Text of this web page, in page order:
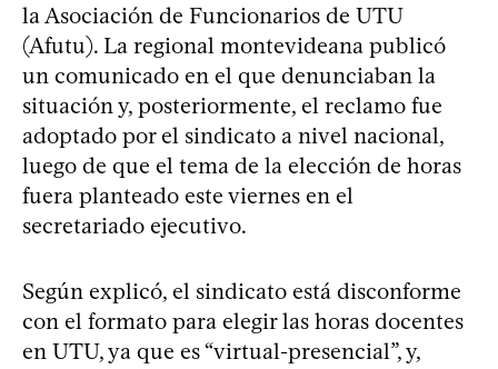
la Asociación de Funcionarios de UTU
(Afutu). La regional montevideana publicó
un comunicado en el que denunciaban la
situación y, posteriormente, el reclamo fue
adoptado por el sindicato a nivel nacional,
luego de que el tema de la elección de horas
fuera planteado este viernes en el
secretariado ejecutivo.
Según explicó, el sindicato está disconforme
con el formato para elegir las horas docentes
en UTU, ya que es “virtual-presencial”, y,